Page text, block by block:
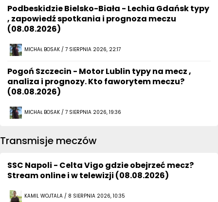
Podbeskidzie Bielsko-Biała - Lechia Gdańsk typy
, zapowiedź spotkania i prognoza meczu
(08.08.2026)
MICHAŁ BOSAK / 7 SIERPNIA 2026, 22:17
Pogoń Szczecin - Motor Lublin typy na mecz ,
analiza i prognozy. Kto faworytem meczu?
(08.08.2026)
MICHAŁ BOSAK / 7 SIERPNIA 2026, 19:36
Transmisje meczów
SSC Napoli - Celta Vigo gdzie obejrzeć mecz?
Stream online i w telewizji (08.08.2026)
KAMIL WOJTALA / 8 SIERPNIA 2026, 10:35